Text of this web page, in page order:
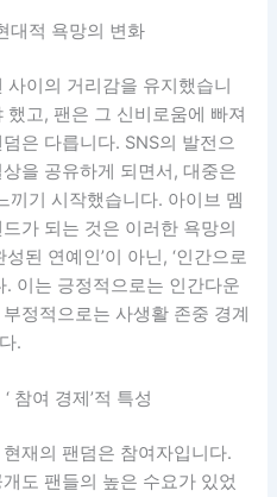
대적 욕망의 변화
이의 거리감을 유지했습니
고, 팬은 그 신비로움에 빠져
은 다릅니다. SNS의 발전으
을 공유하게 되면서, 대중은
끼기 시작했습니다. 아이브 멤
가 되는 것은 이러한 욕망의
된 연예인’이 아닌, ‘인간으로
. 이는 긍정적으로는 인간다운
정적으로는 사생활 존중 경계
.
참여 경제’적 특성
재의 팬덤은 참여자입니다.
도 팬들의 높은 수요가 있었